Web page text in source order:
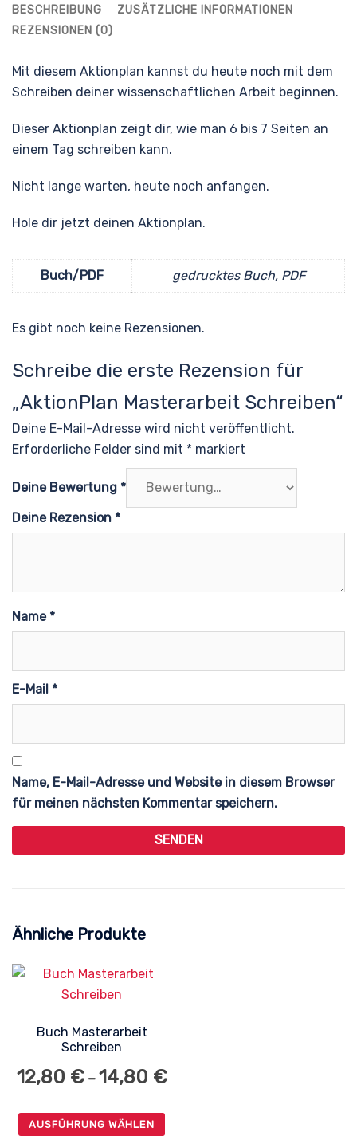
BESCHREIBUNG
ZUSÄTZLICHE INFORMATIONEN
REZENSIONEN (0)
Mit diesem Aktionplan kannst du heute noch mit dem
Schreiben deiner wissenschaftlichen Arbeit beginnen.
Dieser Aktionplan zeigt dir, wie man 6 bis 7 Seiten an
einem Tag schreiben kann.
Nicht lange warten, heute noch anfangen.
Hole dir jetzt deinen Aktionplan.
Buch/PDF gedrucktes Buch, PDF
Es gibt noch keine Rezensionen.
Schreibe die erste Rezension für
„AktionPlan Masterarbeit Schreiben“
Deine E-Mail-Adresse wird nicht veröffentlicht.
Erforderliche Felder sind mit * markiert
Deine Bewertung *
Deine Rezension *
Name *
E-Mail *
Name, E-Mail-Adresse und Website in diesem Browser
für meinen nächsten Kommentar speichern.
Ähnliche Produkte
Buch Masterarbeit
Schreiben
12,80 € –14,80 €Preisspanne:
AUSFÜHRUNG WÄHLEN